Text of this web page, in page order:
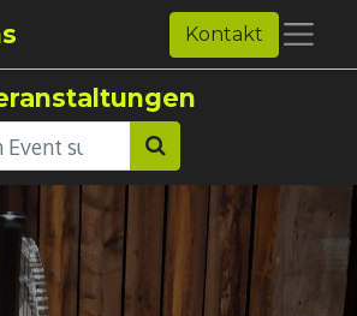
Kontakt